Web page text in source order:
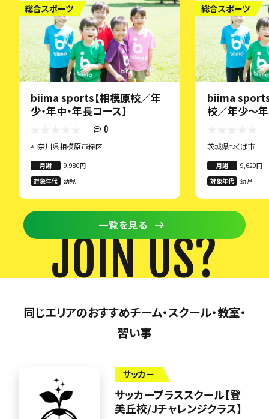
総合スポーツ
biima sports【相模原校／年
少・年中・年長コース】
0
神奈川県相模原市緑区
月謝
9,980円
対象年代
幼児
総合スポーツ
biima sports
校／年少～年
茨城県つくば市
月謝
9,620円
対象年代
幼児
一覧を見る
JOIN US?
同じエリアのおすすめチーム・スクール・教室・
習い事
サッカー
サッカープラススクール【登
美丘校/Jチャレンジクラス】